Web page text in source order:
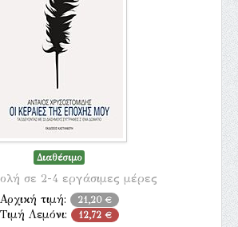
Διαθέσιμο
σε 2-4 εργάσιμες μέρες
Αρχική τιμή: 21,20 €
Τιμή Λεμόνι: 12,72 €